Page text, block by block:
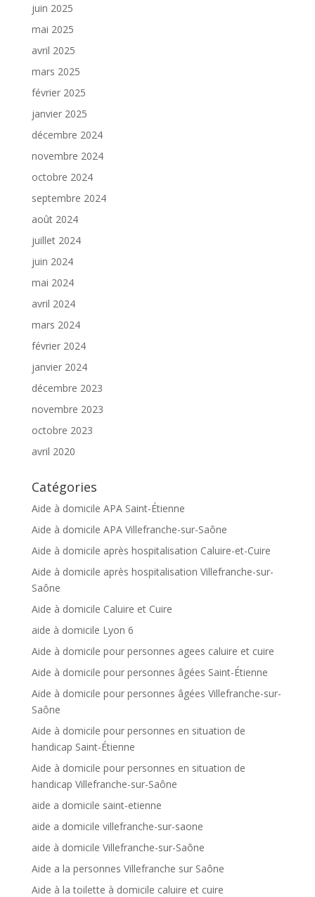
juin 2025
mai 2025
avril 2025
mars 2025
février 2025
janvier 2025
décembre 2024
novembre 2024
octobre 2024
septembre 2024
août 2024
juillet 2024
juin 2024
mai 2024
avril 2024
mars 2024
février 2024
janvier 2024
décembre 2023
novembre 2023
octobre 2023
avril 2020
Catégories
Aide à domicile APA Saint-Étienne
Aide à domicile APA Villefranche-sur-Saône
Aide à domicile après hospitalisation Caluire-et-Cuire
Aide à domicile après hospitalisation Villefranche-sur-
Saône
Aide à domicile Caluire et Cuire
aide à domicile Lyon 6
Aide à domicile pour personnes agees caluire et cuire
Aide à domicile pour personnes âgées Saint-Étienne
Aide à domicile pour personnes âgées Villefranche-sur-
Saône
Aide à domicile pour personnes en situation de
handicap Saint-Étienne
Aide à domicile pour personnes en situation de
handicap Villefranche-sur-Saône
aide a domicile saint-etienne
aide a domicile villefranche-sur-saone
aide à domicile Villefranche-sur-Saône
Aide a la personnes Villefranche sur Saône
Aide à la toilette à domicile caluire et cuire